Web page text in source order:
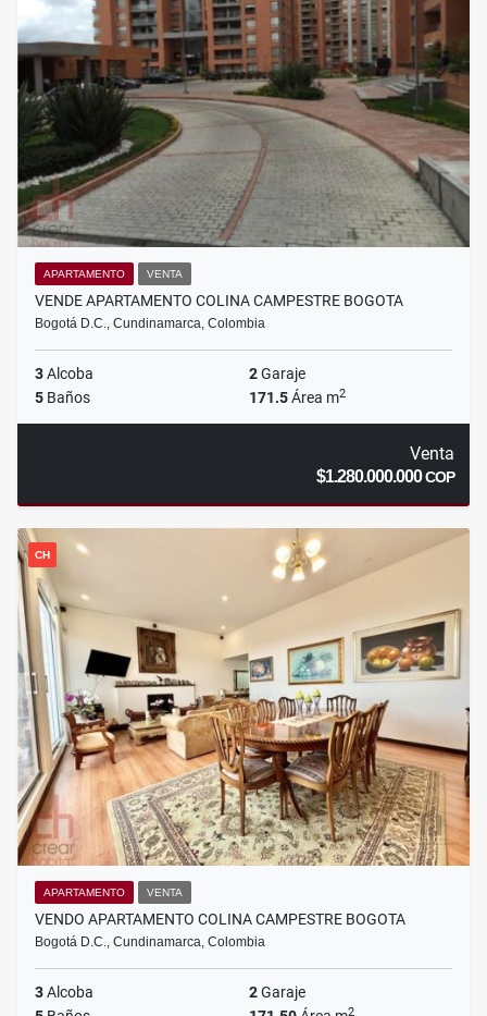
APARTAMENTO VENTA
VENDE APARTAMENTO COLINA CAMPESTRE BOGOTA
Bogotá D.C., Cundinamarca, Colombia
3Alcoba 2Garaje
5 Baños 171.5Área m2
Venta
$1.280.000.000COP
CH
APARTAMENTO VENTA
VENDO APARTAMENTO COLINA CAMPESTRE BOGOTA
Bogotá D.C., Cundinamarca, Colombia
3Alcoba 2Garaje
2